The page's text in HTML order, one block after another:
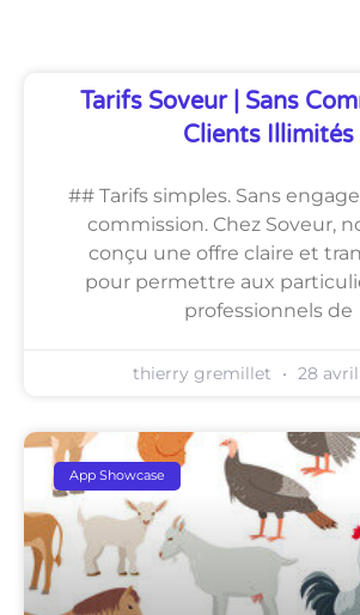
Tarifs Soveur | Sans
Clients Illimités
## Tarifs simples. Sans
commission. Chez Soveur,
conçu une offre claire et
pour permettre aux
professionnels de
thierry gremillet 28
App Showcase